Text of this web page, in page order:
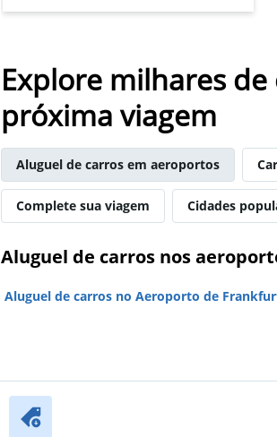
Explore milhares
próxima viagem
Aluguel de carros em aeroportos
Complete sua viagem Cidades
Aluguel de carros nos
Aluguel de carros no Aeroporto de